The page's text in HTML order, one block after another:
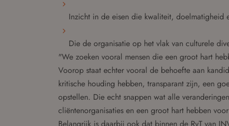
Inzicht in de eisen die kwaliteit, doelmatigheid
Die de organisatie op het vlak van culturele
"We zoeken vooral mensen die een groot hart
Voorop staat echter vooral de behoefte aan
kritische houding hebben, transparant zijn, een
opstellen. Die echt snappen wat alle
cliëntenorganisaties en een groot hart hebben